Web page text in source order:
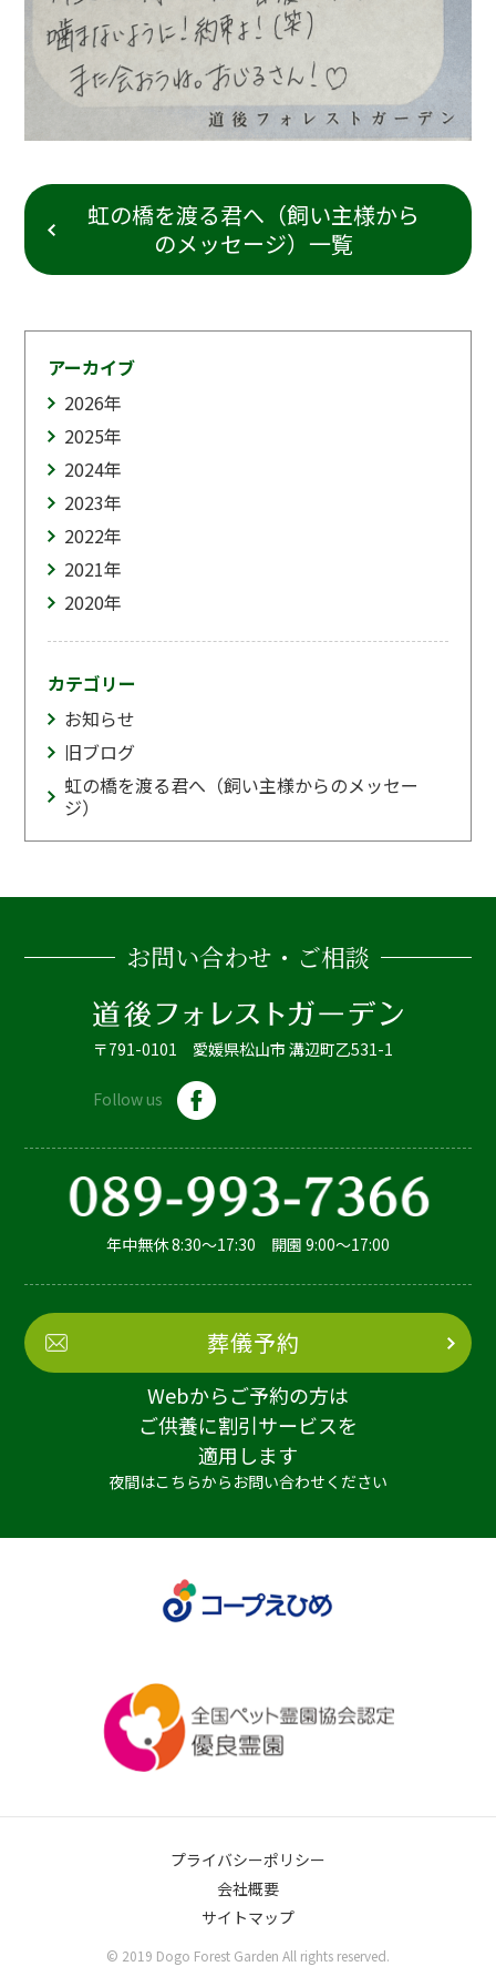
虹の橋を渡る君へ（飼い主様から
のメッセージ）一覧
アーカイブ
2026年
2025年
2024年
2023年
2022年
2021年
2020年
カテゴリー
お知らせ
旧ブログ
虹の橋を渡る君へ（飼い主様からのメッセー
ジ）
お問い合わせ・ご相談
〒791-0101 愛媛県松山市 溝辺町乙531-1
Follow us
年中無休 8:30～17:30 開園 9:00～17:00
葬儀予約
Webからご予約の方は
ご供養に割引サービスを
適用します
夜間はこちらからお問い合わせください
プライバシーポリシー
会社概要
サイトマップ
© 2019 Dogo Forest Garden All rights reserved.